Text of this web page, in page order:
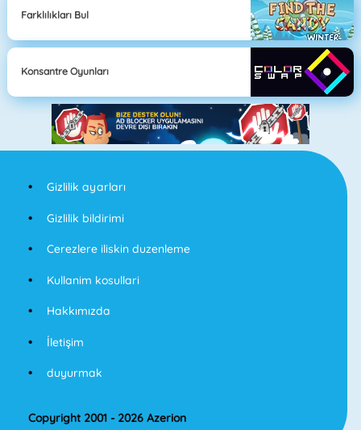
Farklılıkları Bul
Konsantre Oyunları
Gizlilik ayarları
Gizlilik bildirimi
Cerezlere iliskin duzenleme
Kullanim kosullari
Hakkımızda
İletişim
duyurmak
Copyright 2001 - 2026 Azerion